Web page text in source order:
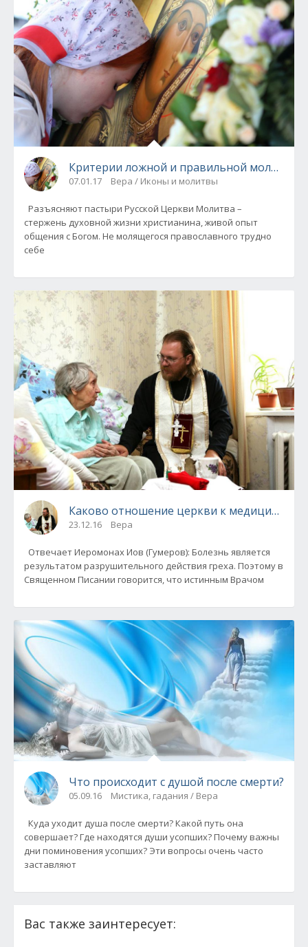
Критерии ложной и правильной молитвы
07.01.17 Вера / Иконы и молитвы
Разъясняют пастыри Русской Церкви Молитва –
стержень духовной жизни христианина, живой опыт
общения с Богом. Не молящегося православного трудно
себе
Каково отношение церкви к медицине и
23.12.16 Вера
Отвечает Иеромонах Иов (Гумеров): Болезнь является
результатом разрушительного действия греха. Поэтому в
Священном Писании говорится, что истинным Врачом
Что происходит с душой после смерти?
05.09.16 Мистика, гадания / Вера
Куда уходит душа после смерти? Какой путь она
совершает? Где находятся души усопших? Почему важны
дни поминовения усопших? Эти вопросы очень часто
заставляют
Вас также заинтересует: